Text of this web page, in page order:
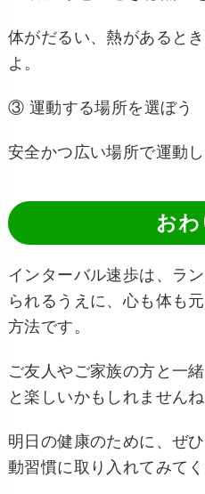
体がだるい、熱があると
よ。
③ 運動する場所を選ぼう
安全かつ広い場所で運動し
おわ
インターバル速歩は、ラ
られるうえに、心も体も
方法です。
ご友人やご家族の方と一
と楽しいかもしれませんね
明日の健康のために、ぜ
動習慣に取り入れてみてく